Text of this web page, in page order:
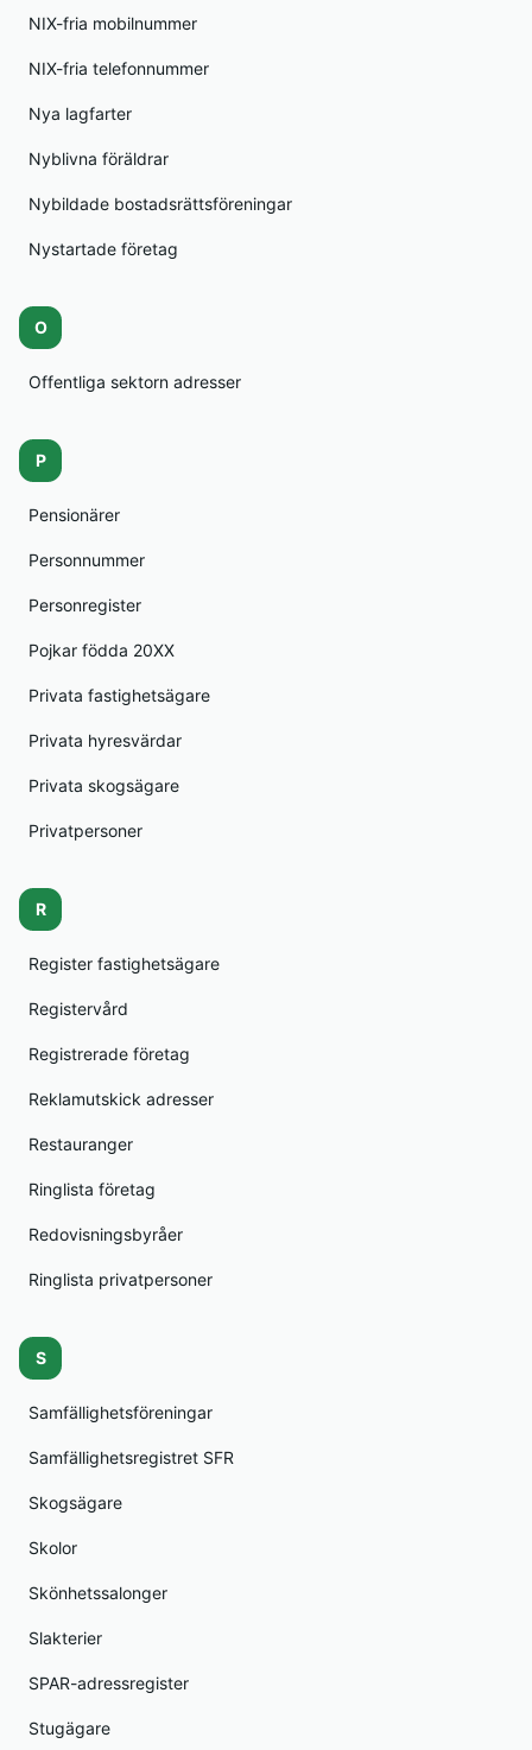
NIX-fria mobilnummer
NIX-fria telefonnummer
Nya lagfarter
Nyblivna föräldrar
Nybildade bostadsrättsföreningar
Nystartade företag
O
Offentliga sektorn adresser
P
Pensionärer
Personnummer
Personregister
Pojkar födda 20XX
Privata fastighetsägare
Privata hyresvärdar
Privata skogsägare
Privatpersoner
R
Register fastighetsägare
Registervård
Registrerade företag
Reklamutskick adresser
Restauranger
Ringlista företag
Redovisningsbyråer
Ringlista privatpersoner
S
Samfällighetsföreningar
Samfällighetsregistret SFR
Skogsägare
Skolor
Skönhetssalonger
Slakterier
SPAR-adressregister
Stugägare